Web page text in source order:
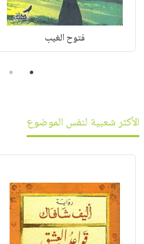
فتوح الغيب
1
2
الأكثر شعبية لنفس الموضوع